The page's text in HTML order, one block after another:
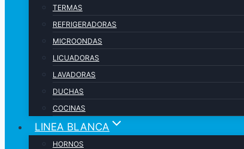
TERMAS
REFRIGERADORAS
MICROONDAS
LICUADORAS
LAVADORAS
DUCHAS
COCINAS
LINEA BLANCA
HORNOS